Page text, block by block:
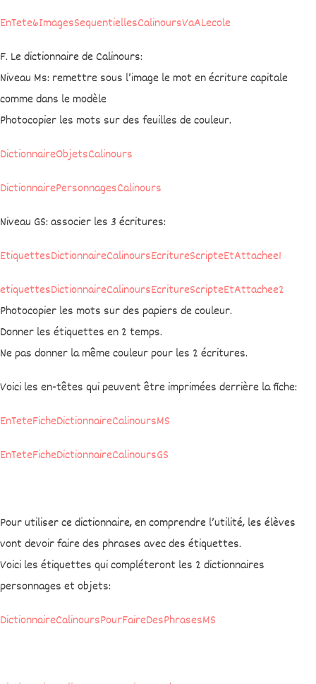
EnTete6ImagesSequentiellesCalinoursVaALecole
F. Le dictionnaire de Calinours:
Niveau Ms: remettre sous l’image le mot en écriture capitale
comme dans le modèle
Photocopier les mots sur des feuilles de couleur.
DictionnaireObjetsCalinours
DictionnairePersonnagesCalinours
Niveau GS: associer les 3 écritures:
EtiquettesDictionnaireCalinoursEcritureScripteEtAttachee1
etiquettesDictionnaireCalinoursEcritureScripteEtAttachee2
Photocopier les mots sur des papiers de couleur.
Donner les étiquettes en 2 temps.
Ne pas donner la même couleur pour les 2 écritures.
Voici les en-têtes qui peuvent être imprimées derrière la fiche:
EnTeteFicheDictionnaireCalinoursMS
EnTeteFicheDictionnaireCalinoursGS
Pour utiliser ce dictionnaire, en comprendre l’utilité, les élèves
vont devoir faire des phrases avec des étiquettes.
Voici les étiquettes qui compléteront les 2 dictionnaires
personnages et objets:
DictionnaireCalinoursPourFaireDesPhrasesMS